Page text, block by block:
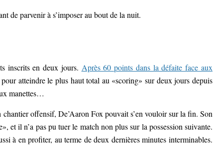
de parvenir à s’imposer au bout de la nuit.
inscrits en deux jours. Après 60 points dans la défaite face aux
atteindre le plus haut total au «scoring» sur deux jours depuis
manettes…
chantier offensif, De’Aaron Fox pouvait s’en vouloir sur la fin. Son
et il n’a pas pu tuer le match non plus sur la possession suivante.
à en profiter, au terme de deux dernières minutes interminables.